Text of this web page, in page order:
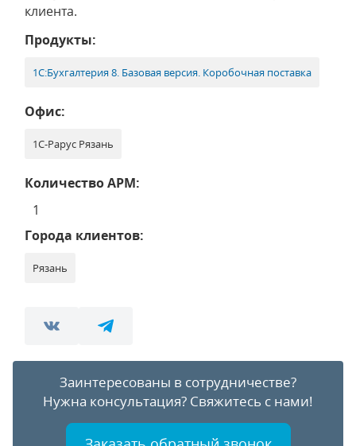
клиента.
Продукты:
1С:Бухгалтерия 8. Базовая версия. Коробочная поставка
Офис:
1С-Рарус Рязань
Количество АРМ:
1
Города клиентов:
Рязань
Заинтересованы в сотрудничестве?
Нужна консультация? Свяжитесь с нами!